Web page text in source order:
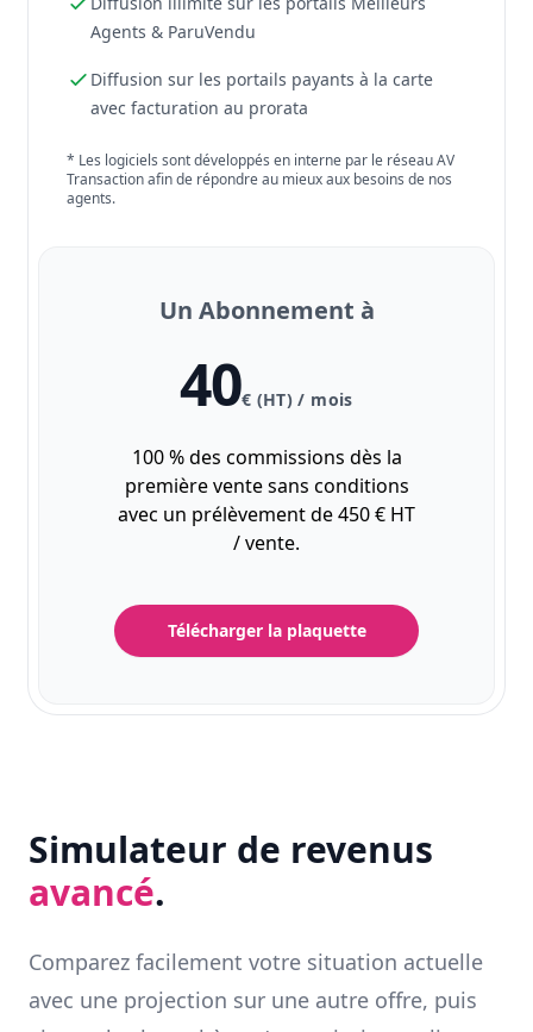
Agents & ParuVendu
Diffusion sur les portails payants à la carte
avec facturation au prorata
* Les logiciels sont développés en interne par le réseau AV
Transaction afin de répondre au mieux aux besoins de nos
agents.
Un Abonnement à
40€ (HT) / mois
100 % des commissions dès la
première vente sans conditions
avec un prélèvement de 450 € HT
/ vente.
Télécharger la plaquette
Simulateur de revenus
avancé.
Comparez facilement votre situation actuelle
avec une projection sur une autre offre, puis